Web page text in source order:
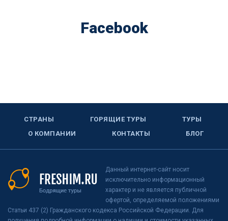
Facebook
СТРАНЫ ГОРЯЩИЕ ТУРЫ
ТУРЫ
О КОМПАНИИ
КОНТАКТЫ БЛОГ
Данный интернет-сайт носит
исключительно информационный
характер и не является публичной
офертой, определяемой положениями
Статьи 437 (2) Гражданского кодекса Российской Федерации. Для